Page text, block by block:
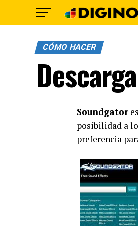
CÓMO HACER
Soundgator
posibilidad a
preferencia